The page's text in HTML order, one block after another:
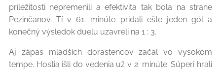
príležitosti nepremenili a efektivita tak bola na strane
Pezinčanov. Tí v 61. minúte pridali ešte jeden gól a
konečný výsledok duelu uzavreli na 1 : 3.
Aj zápas mladších dorastencov začal vo vysokom
tempe. Hostia išli do vedenia už v 2. minúte. Súperi hrali